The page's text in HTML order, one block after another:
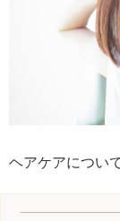
ヘアケアについ